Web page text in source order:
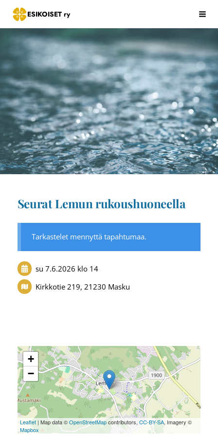
Siirry
sivun
sisältöön
ESIKOISET ry
Seurat Lemun rukoushuoneella
Tarkastelet mennyttä tapahtumaa.
su 7.6.2026 klo 14
Kirkkotie 219, 21230 Masku
+
−
Leaflet| Map data ©OpenStreetMapcontributors,CC-BY-SA, Imagery ©
Mapbox